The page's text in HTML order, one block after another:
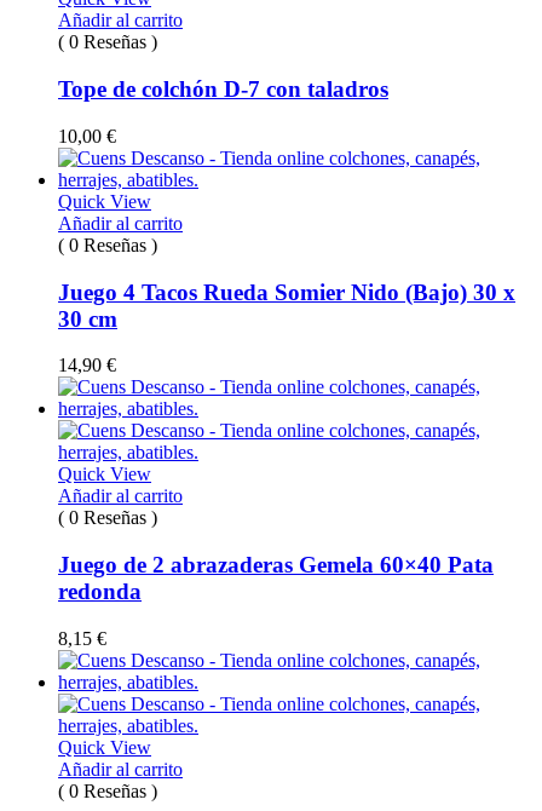
Añadir al carrito
( 0 Reseñas )
Tope de colchón D-7 con taladros
10,00 €
Quick View
Añadir al carrito
( 0 Reseñas )
Juego 4 Tacos Rueda Somier Nido (Bajo) 30 x
30 cm
14,90 €
Quick View
Añadir al carrito
( 0 Reseñas )
Juego de 2 abrazaderas Gemela 60×40 Pata
redonda
8,15 €
Quick View
Añadir al carrito
( 0 Reseñas )